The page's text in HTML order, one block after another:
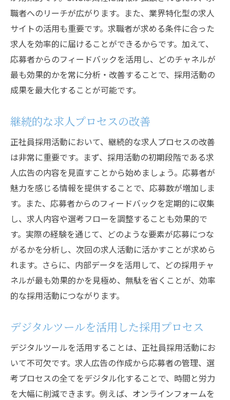
職者へのリーチが広がります。また、業界特化型の求人
サイトの活用も重要です。求職者が求める条件に合った
求人を効率的に届けることができるからです。加えて、
応募者からのフィードバックを活用し、どのチャネルが
最も効果的かを常に分析・改善することで、採用活動の
成果を最大化することが可能です。
継続的な求人プロセスの改善
正社員採用活動において、継続的な求人プロセスの改善
は非常に重要です。まず、採用活動の初期段階である求
人広告の内容を見直すことから始めましょう。応募者が
魅力を感じる情報を提供することで、応募数が増加しま
す。また、応募者からのフィードバックを定期的に収集
し、求人内容や選考フローを調整することも効果的で
す。実際の経験を通じて、どのような要素が応募につな
がるかを分析し、次回の求人活動に活かすことが求めら
れます。さらに、内部データを活用して、どの採用チャ
ネルが最も効果的かを見極め、無駄を省くことが、効率
的な採用活動につながります。
デジタルツールを活用した採用プロセス
デジタルツールを活用することは、正社員採用活動にお
いて不可欠です。求人広告の作成から応募者の管理、選
考プロセスの全てをデジタル化することで、時間と労力
を大幅に削減できます。例えば、オンラインフォームを